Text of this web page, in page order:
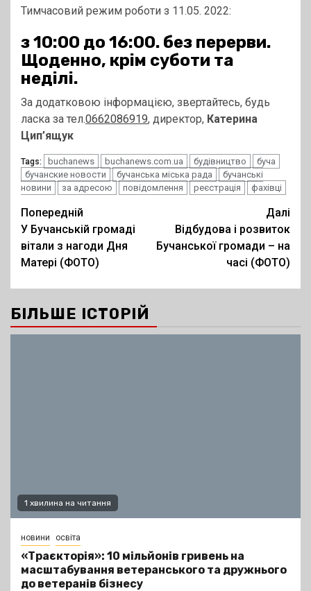
Тимчасовий режим роботи з 11.05. 2022:
з 10:00 до 16:00. без перерви.
Щоденно, крім суботи та
неділі.
За додатковою інформацією, звертайтесь, будь
ласка за тел.0662086919, директор, Катерина
Цип’ящук
Tags: buchanews buchanews.com.ua будівництво
буча
бучанские новости
бучанська міська рада
бучанські
новини
за адресою повідомлення реєстрація фахівці
Post
navigation
Попередній
У Бучанській громаді
вітали з нагоди Дня
Матері (ФОТО)
Далі
Відбудова і розвиток
Бучанської громади – на
часі (ФОТО)
БІЛЬШЕ ІСТОРІЙ
1 хвилина на читання
новини освіта
«Траєкторія»: 10 мільйонів гривень на
масштабування ветеранського та дружнього
до ветеранів бізнесу